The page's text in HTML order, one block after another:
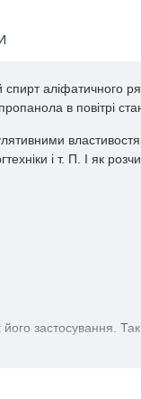
аліфатичного
в повітрі
і т. П. І як
застосування.